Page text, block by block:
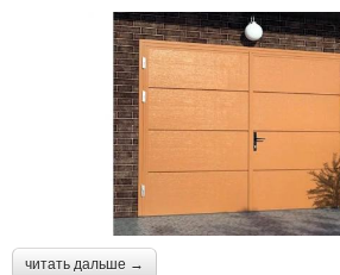
читать дальше →